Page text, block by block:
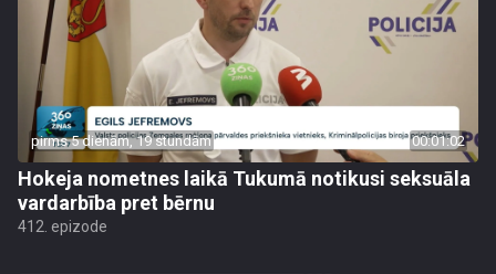
pirms 5 dienām, 19 stundām 00:01:02
Hokeja nometnes laikā Tukumā notikusi seksuāla
vardarbība pret bērnu
412. epizode